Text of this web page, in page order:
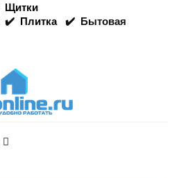
Щитки
✔️ Плитка ✔️ Бытовая